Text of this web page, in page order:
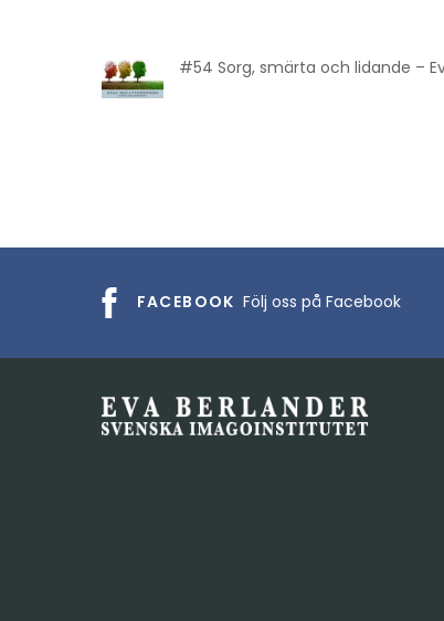
#54 Sorg, smärta och lidande –
FACEBOOK Följ oss på Facebook